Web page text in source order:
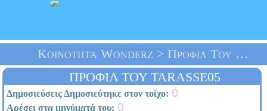
Κοινότητα Wonderz > Προφίλ Του Tarasse05 > Αρχική Σελίδα
ΠΡΟΦΊΛ ΤΟΥ TARASSE05
Δημοσιεύσεις Δημοσιεύτηκε στον τοίχο: 0
Αρέσει στα μηνύματά του: 0